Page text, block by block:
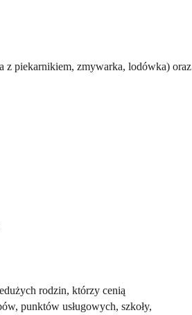
z piekarnikiem, zmywarka, lodówka) oraz
rodzin, którzy cenią
punktów usługowych, szkoły,